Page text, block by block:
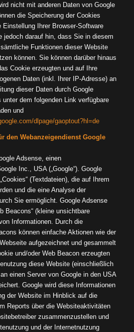
nicht mit anderen Daten von Google
die Speicherung der Cookies
Einstellung Ihrer Browser-Software
jedoch darauf hin, dass Sie in diesem
Funktionen dieser Website
können. Sie können darüber hinaus
Cookie erzeugten und auf Ihre
Daten (inkl. Ihrer IP-Adresse) an
dieser Daten durch Google
dem folgenden Link verfügbare
und
dlpage/gaoptout?hl=de
den Webanzeigendienst Google
Adsense, einen
Inc., USA („Google“). Google
(Textdateien), die auf Ihrem
und die eine Analyse der
Sie ermöglicht. Google Adsense
Beacons“ (kleine unsichtbare
Informationen. Durch die
können einfache Aktionen wie der
aufgezeichnet und gesammelt
und/oder Web Beacon erzeugten
diese Website (einschließlich
einen Server von Google in den USA
Google wird diese Informationen
der Website im Hinblick auf die
Reports über die Websiteaktivitäten
zusammenzustellen und
und der Internetnutzung